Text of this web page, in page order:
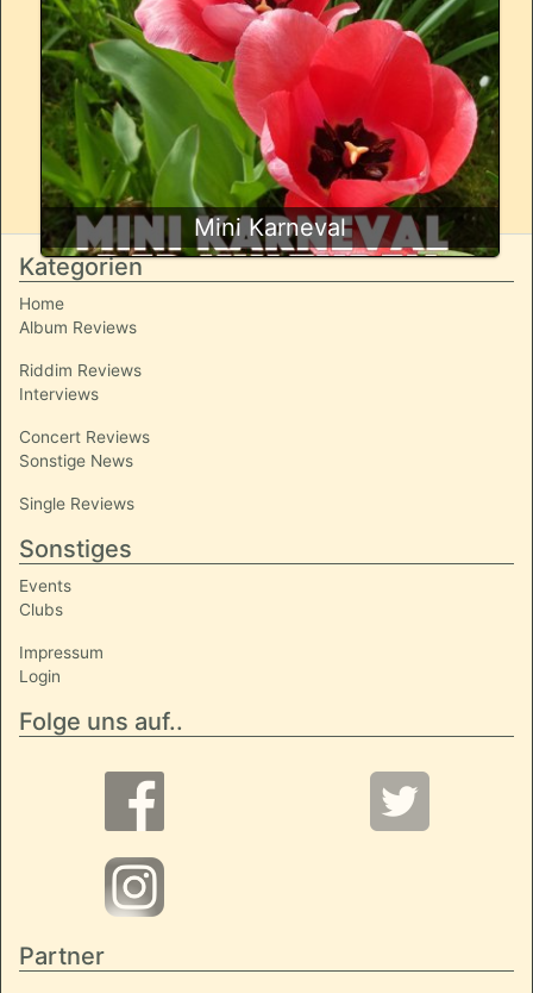
Mini Karneval
Kategorien
Home
Album Reviews
Riddim Reviews
Interviews
Concert Reviews
Sonstige News
Single Reviews
Sonstiges
Events
Clubs
Impressum
Login
Folge uns auf..
Partner